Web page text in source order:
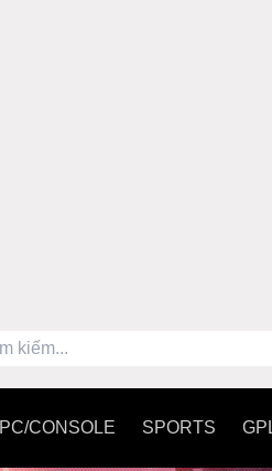
PC/CONSOLE SPORTS